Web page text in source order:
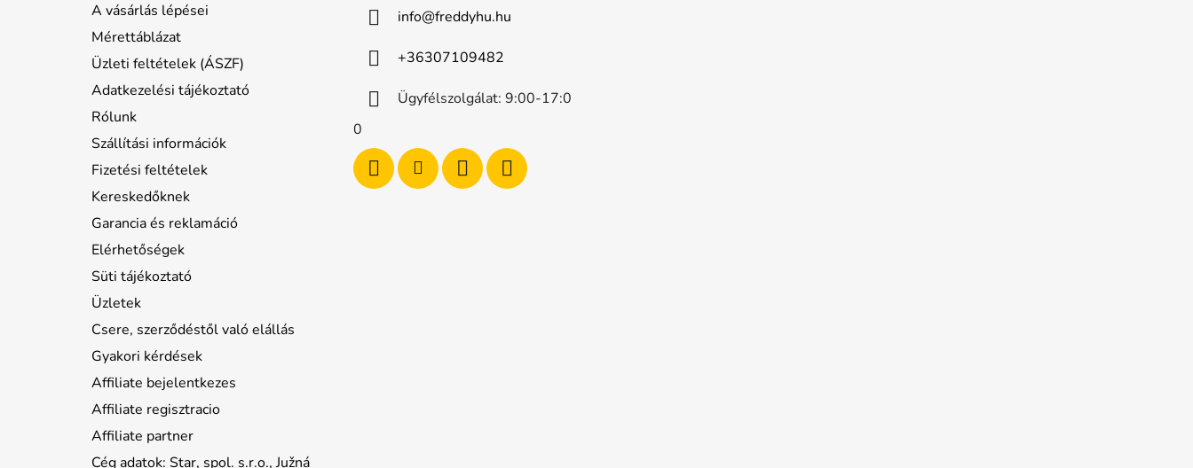
A vásárlás lépései
Mérettáblázat
Üzleti feltételek (ÁSZF)
Adatkezelési tájékoztató
Rólunk
Szállítási információk
Fizetési feltételek
Kereskedőknek
Garancia és reklamáció
Elérhetőségek
Süti tájékoztató
Üzletek
Csere, szerződéstől való elállás
Gyakori kérdések
Affiliate bejelentkezes
Affiliate regisztracio
Affiliate partner
Cég adatok: Star, spol. s.r.o., Južná
info@freddyhu.hu
+36307109482
Ügyfélszolgálat: 9:00-17:0
0